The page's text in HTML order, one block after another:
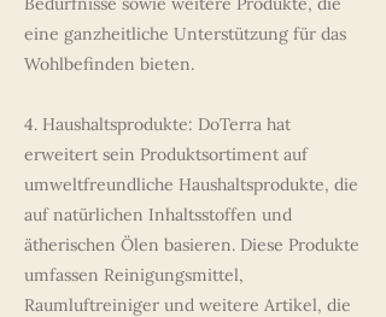
eine ganzheitliche Unterstützung für das
Wohlbefinden bieten.
4. Haushaltsprodukte: DoTerra hat
erweitert sein Produktsortiment auf
umweltfreundliche Haushaltsprodukte, die
auf natürlichen Inhaltsstoffen und
ätherischen Ölen basieren. Diese Produkte
umfassen Reinigungsmittel,
Raumluftreiniger und weitere Artikel, die